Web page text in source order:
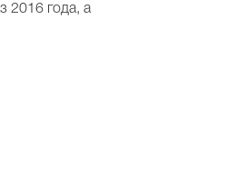
2016 года, а